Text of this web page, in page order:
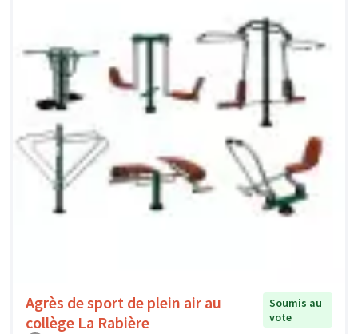
Agrès de sport de plein air au
collège La Rabière
Soumis au
vote